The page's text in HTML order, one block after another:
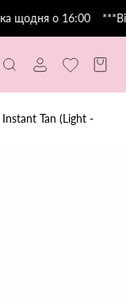
щодня о 16:00
Tan (Light -